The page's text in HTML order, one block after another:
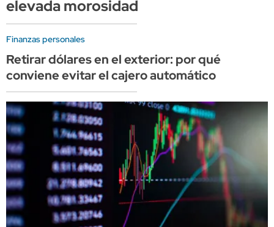
elevada morosidad
Finanzas personales
Retirar dólares en el exterior: por qué
conviene evitar el cajero automático